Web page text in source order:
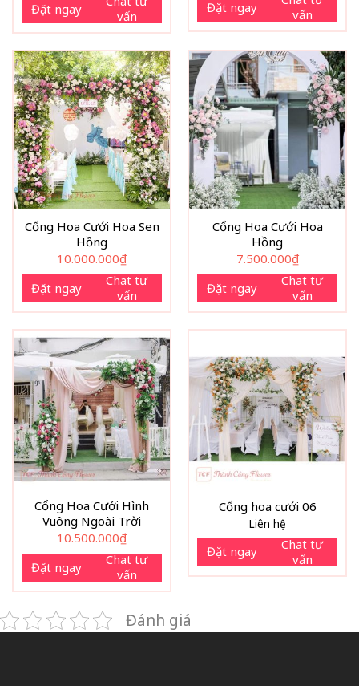
Đặt ngay
vấn
Đặt ngay
vấn
Cổng Hoa Cưới Hoa Sen
Hồng
10.000.000₫
Đặt ngay
Chat tư
vấn
Cổng Hoa Cưới Hoa
Hồng
7.500.000₫
Đặt ngay
Chat tư
vấn
Cổng Hoa Cưới Hình
Vuông Ngoài Trời
10.500.000₫
Đặt ngay
Chat tư
vấn
Cổng hoa cưới 06
Liên hệ
Đặt ngay
Chat tư
vấn
Đánh giá